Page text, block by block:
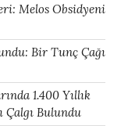
Melos Obsidyeni
Bir Tunç Çağı
1.400 Yıllık
Çalgı Bulundu